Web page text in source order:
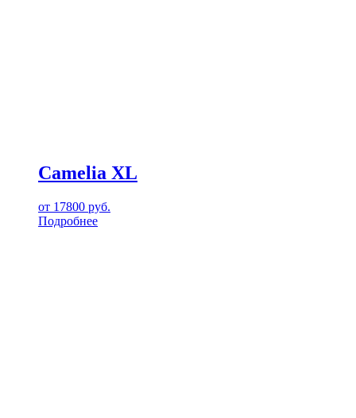
Camelia XL
от 17800 руб.
Подробнее